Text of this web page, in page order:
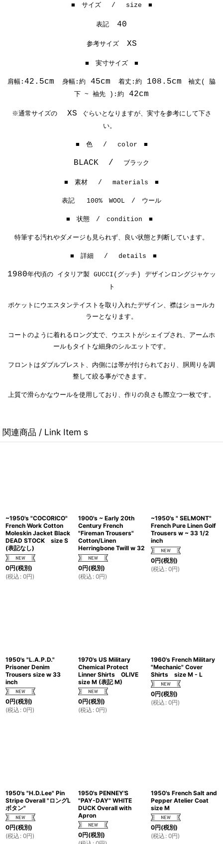
■ サイズ / size ■
表記 40
参考サイズXS
■ 実寸サイズ ■
肩幅: 42.5cm 身幅:約 45cm 着丈:約 108.5cm 袖丈( 脇
下 ~ 袖先 ):約
42cm
※通常サイズのXS
ぐらいとなりますが、実寸を参考にして下さ
い。
■ 色 / color ■
BLACK / ブラック
■ 素材 / materials ■
表記 100% WOOL / ウール
■ 状態 / condition ■
特筆する汚れやダメージも見られず、良い状態と判断しています。
■ 詳細 / details ■
1980年代頃の イタリア製 GUCCI(グッチ) デザインロングジャケッ
ト
ポケットにウエスタンテイストを取り入れたデザイン、襟はショールカ
ラーとなります。
コートのように着れるロング丈で、 ウエストがシェイプされ、 アームホ
ールもタイトな細身のシルエットです。
フロントはダブルブレスト、内側には帯が付けられており、 胴周りを調
整して絞る事ができます。
上質で滑らかなウールを使用しており、作りの良さも際立つ一枚です。
関連商品 / Link Item s
~1950's "COCORICO"
French Work Cotton
Moleskin Jacket Black
DEAD STOCK size S
(表記なし)
0円(税別)
(税込 : 0円)
1900's ~ Early 20th
Century French
"Fireman Trousers"
Cotton/Linen
Herringbone Twill w 32
0円(税別)
(税込 : 0円)
~1950's " SELMONT"
French Pure Linen Golf
Trousers w ~ 33 1/2
inch
0円(税別)
(税込 : 0円)
1950's "L.A.P.D."
Prisoner Denim
Trousers size w 33
inch
0円(税別)
(税込 : 0円)
1970's US Military
Chemical Protect
Linner Shirts OLIVE
size M (表記 M)
0円(税別)
(税込 : 0円)
1960's French Military
"Mechanic" Cover
Shirts size M - L
0円(税別)
(税込 : 0円)
1950's "H.D.Lee" Pin
Stripe Overall "ロングL
ボタン"
0円(税別)
(税込 : 0円)
1950's PENNEY'S
"PAY-DAY" WHITE
DUCK Overall with
Apron
0円(税別)
1950's French Salt and
Pepper Atelier Coat
size M
0円(税別)
(税込 : 0円)